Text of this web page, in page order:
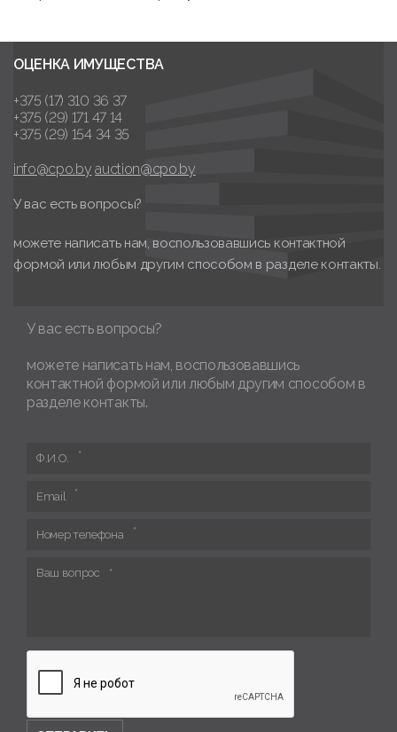
ОЦЕНКА ИМУЩЕСТВА
+375 (17) 310 36 37
+375 (29) 171 47 14
+375 (29) 154 34 35
info@cpo.by auction@cpo.by
У вас есть вопросы?
можете написать нам, воспользовавшись контактной
формой или любым другим способом в разделе контакты.
У вас есть вопросы?
можете написать нам, воспользовавшись
контактной формой или любым другим способом в
разделе контакты.
Ф.И.О.
Email
Номер телефона
Ваш вопрос